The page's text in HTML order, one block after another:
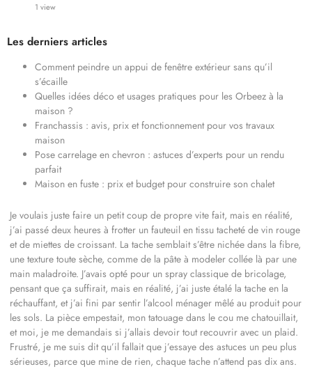
Je voulais juste faire un petit coup de propre vite fait, mais en réalité,
j’ai passé deux heures à frotter un fauteuil en tissu tacheté de vin rouge
et de miettes de croissant. La tache semblait s’être nichée dans la fibre,
une texture toute sèche, comme de la pâte à modeler collée là par une
main maladroite. J’avais opté pour un spray classique de bricolage,
pensant que ça suffirait, mais en réalité, j’ai juste étalé la tache en la
réchauffant, et j’ai fini par sentir l’alcool ménager mêlé au produit pour
les sols. La pièce empestait, mon tatouage dans le cou me chatouillait,
et moi, je me demandais si j’allais devoir tout recouvrir avec un plaid.
Frustré, je me suis dit qu’il fallait que j’essaye des astuces un peu plus
sérieuses, parce que mine de rien, chaque tache n’attend pas dix ans.
1 view
Les derniers articles
Comment peindre un appui de fenêtre extérieur sans qu’il
s’écaille
Quelles idées déco et usages pratiques pour les Orbeez à la
maison ?
Franchassis : avis, prix et fonctionnement pour vos travaux
maison
Pose carrelage en chevron : astuces d’experts pour un rendu
parfait
Maison en fuste : prix et budget pour construire son chalet